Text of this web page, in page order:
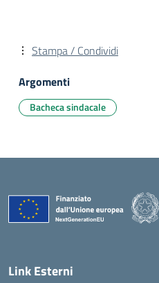
Stampa / Condividi
Argomenti
Bacheca sindacale
Link Esterni